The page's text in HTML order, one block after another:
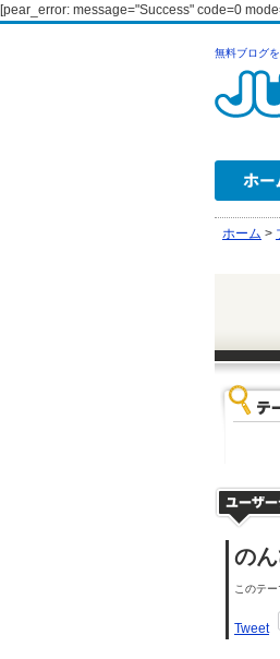
[pear_error: message="Success" code=0
無料ブログ
ホーム >
の
このテ
Tweet